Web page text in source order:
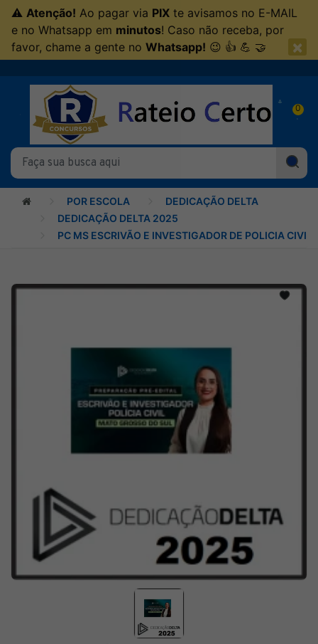
⚠ Atenção! Ao pagar via PIX te avisamos no E-MAIL
e no Whatsapp em minutos! Caso não receba, por
favor, chame a gente no Whatsapp! 😉 👍 💪 🤝 ×
0
POR ESCOLA
DEDICAÇÃO DELTA
DEDICAÇÃO DELTA 2025
PC MS ESCRIVÃO E INVESTIGADOR DE POLICIA